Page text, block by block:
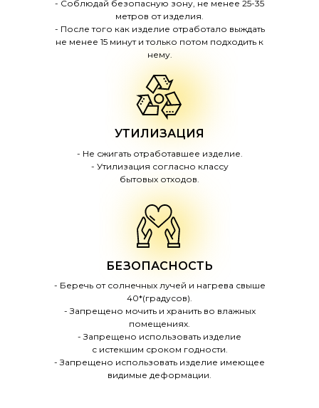
УТИЛИЗАЦИЯ
БЕЗОПАСНОСТЬ
- Не сжигать отработавшее изделие.
- Утилизация согласно классу
бытовых отходов.
- Беречь от солнечных лучей и нагрева свыше
40*(градусов).
- Запрещено мочить и хранить во влажных
помещениях.
- Запрещено использовать изделие
с истекшим сроком годности.
- Запрещено использовать изделие имеющее
видимые деформации.
- Соблюдай безопасную зону, не менее 25-35
метров от изделия.
- После того как изделие отработало выждать
не менее 15 минут и только потом подходить к
нему.